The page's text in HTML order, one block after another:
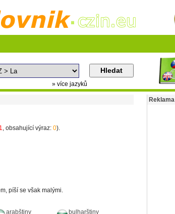
» více jazyků
1, obsahující výraz: 0).
píší se však malými.
arabštiny bulharštiny
Reklama